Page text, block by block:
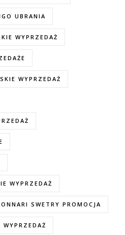
UBRANIA
WYPRZEDAŻ
WYPRZEDAŻ
WYPRZEDAŻ
SWETRY PROMOCJA